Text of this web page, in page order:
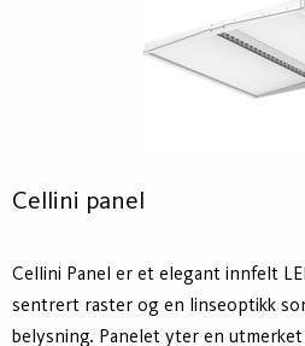
Cellini panel
Cellini Panel er et elegant innfelt
sentrert raster og en linseoptikk
belysning. Panelet yter en